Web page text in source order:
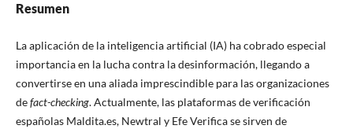
Resumen
La aplicación de la inteligencia artificial (IA) ha cobrado especial
importancia en la lucha contra la desinformación, llegando a
convertirse en una aliada imprescindible para las organizaciones
defact-checking. Actualmente, las plataformas de verificación
españolas Maldita.es, Newtral y Efe Verifica se sirven de